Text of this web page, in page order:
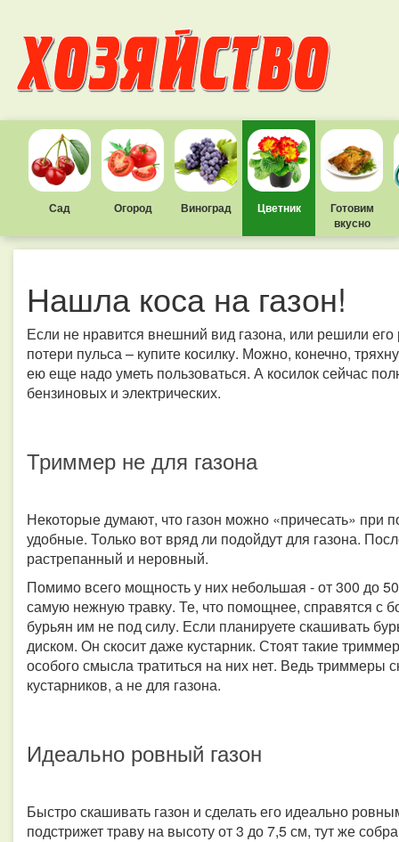
Сад Огород Виноград Цветник
Готовим
вкусно
Нашла коса на газон!
Если не нравится внешний вид газона, или решили
потери пульса – купите косилку. Можно, конечно,
ею еще надо уметь пользоваться. А косилок сейчас
бензиновых и электрических.
Триммер не для газона
Некоторые думают, что газон можно «причесать»
удобные. Только вот вряд ли подойдут для газона.
растрепанный и неровный.
Помимо всего мощность у них небольшая - от 300 до
самую нежную травку. Те, что помощнее, справятся с
бурьян им не под силу. Если планируете скашивать
диском. Он скосит даже кустарник. Стоят такие
особого смысла тратиться на них нет. Ведь триммеры
кустарников, а не для газона.
Идеально ровный газон
Быстро скашивать газон и сделать его идеально
подстрижет траву на высоту от 3 до 7,5 см, тут же